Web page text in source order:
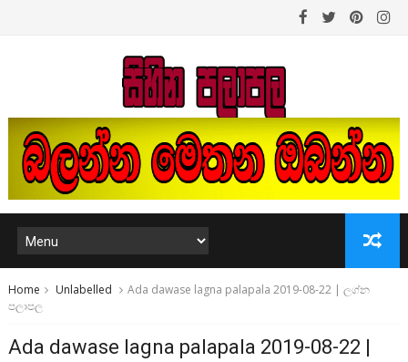
Home Unlabelled
Ada dawase lagna palapala 2019-08-22 | ලග්න
පලාපල
Ada dawase lagna palapala 2019-08-22 |